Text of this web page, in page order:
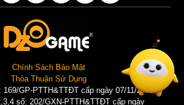
Chính Sách Bảo Mật
Thỏa Thuận Sử Dụng
169/GP-PTTH&TTĐT cấp ngày 07/11/2025 |
số: 202/GXN-PTTH&TTĐT cấp ngày